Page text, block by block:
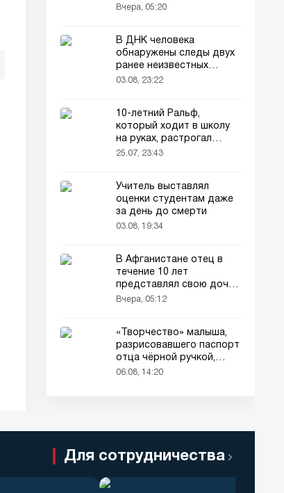
погибла от удара током
Вчера, 05:20
В ДНК человека
обнаружены следы двух
ранее неизвестных
предков
03.08, 23:22
10-летний Ральф,
который ходит в школу
на руках, растрогал
пользователей соцсетей
25.07, 23:43
Учитель выставлял
оценки студентам даже
за день до смерти
03.08, 19:34
В Афганистане отец в
течение 10 лет
представлял свою дочь
окружающим как
Вчера, 05:12
«Творчество» малыша,
разрисовавшего паспорт
отца чёрной ручкой,
привлекло всеобщее
06.08, 14:20
Для сотрудничества